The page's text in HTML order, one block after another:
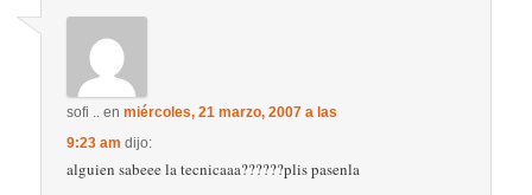
sofi .. enmiércoles, 21 marzo, 2007 a las
9:23 am dijo:
alguien sabeee la tecnicaaa??????plis pasenla